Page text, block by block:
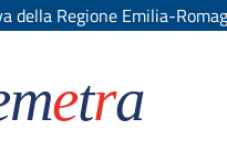
della Regione Emilia-
etra